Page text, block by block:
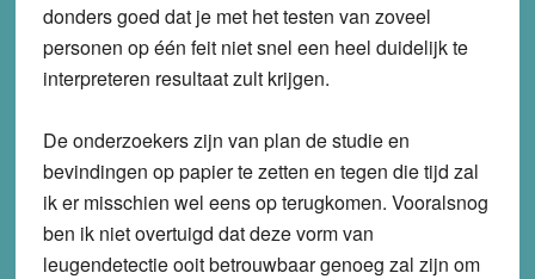
donders goed dat je met het testen van zoveel
personen op één feit niet snel een heel duidelijk te
interpreteren resultaat zult krijgen.
De onderzoekers zijn van plan de studie en
bevindingen op papier te zetten en tegen die tijd zal
ik er misschien wel eens op terugkomen. Vooralsnog
ben ik niet overtuigd dat deze vorm van
leugendetectie ooit betrouwbaar genoeg zal zijn om